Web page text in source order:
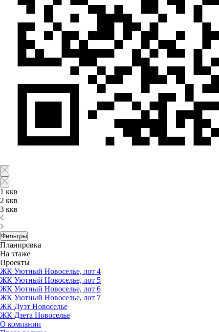
1 ккв
2 ккв
3 ккв
Фильтры
Планировка
На этаже
Проекты
ЖК Уютный Новоселье, лот 4
ЖК Уютный Новоселье, лот 5
ЖК Уютный Новоселье, лот 6
ЖК Уютный Новоселье, лот 7
ЖК Дуэт Новоселье
ЖК Дзета Новоселье
О компании